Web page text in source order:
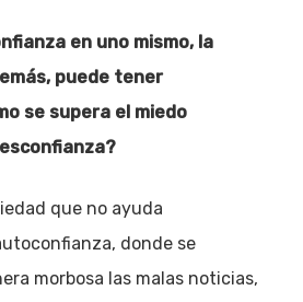
en uno mismo, la
puede tener
se supera el miedo
que no ayuda
donde se
morbosa las malas noticias,